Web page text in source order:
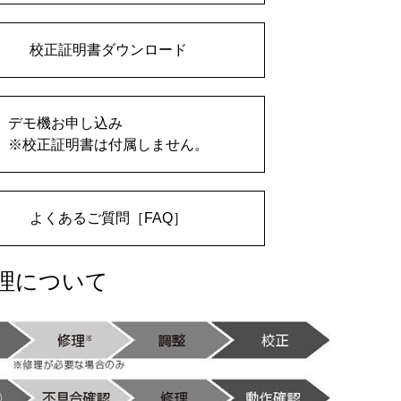
校正証明書ダウンロード
デモ機お申し込み
※校正証明書は付属しません。
よくあるご質問［FAQ］
について